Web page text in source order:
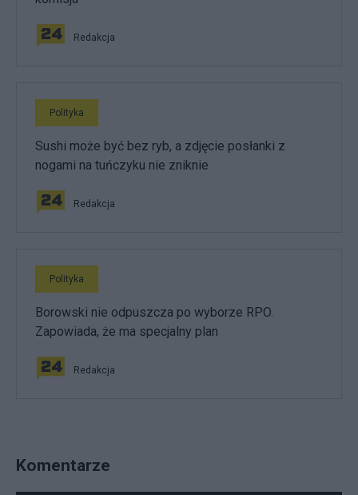
Redakcja
Polityka
Sushi może być bez ryb, a zdjęcie posłanki z
nogami na tuńczyku nie zniknie
Redakcja
Polityka
Borowski nie odpuszcza po wyborze RPO.
Zapowiada, że ma specjalny plan
Redakcja
Komentarze